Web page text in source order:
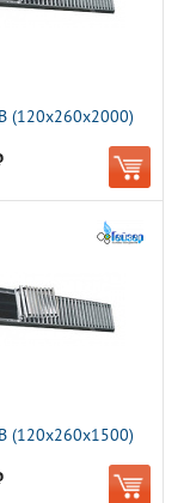
(120х260х2000)
(120х260х1500)